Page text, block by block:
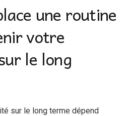
une routine
votre
le long
sur le long terme dépend